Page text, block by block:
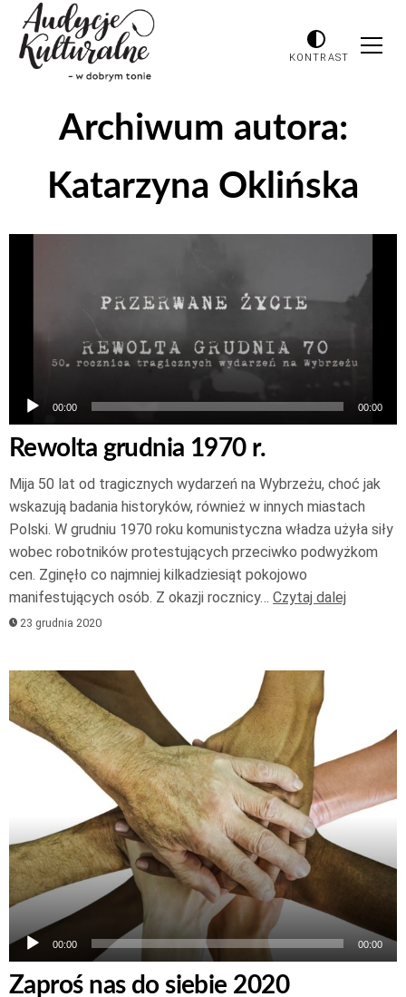
KONTRAST
Archiwum autora:
Katarzyna Oklińska
dźwiękowych
00:00 00:00
Rewolta grudnia 1970 r.
Mija 50 lat od tragicznych wydarzeń na Wybrzeżu, choć jak
wskazują badania historyków, również w innych miastach
Polski. W grudniu 1970 roku komunistyczna władza użyła siły
wobec robotników protestujących przeciwko podwyżkom
cen. Zginęło co najmniej kilkadziesiąt pokojowo
manifestujących osób. Z okazji rocznicy… Czytaj dalej
23 grudnia 2020
Odtwarzacz
plików
dźwiękowych
00:00 00:00
Zaproś nas do siebie 2020